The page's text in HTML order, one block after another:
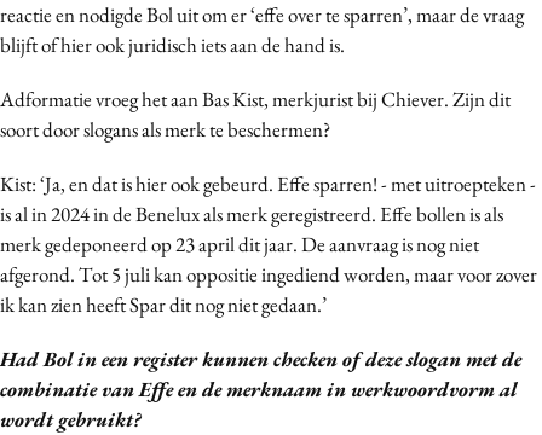
Gedragsverandering
Influencer marketing
Interne communicatie
Martech
Merkstrategie
Programmatic
Purpose Marketing
reactie en nodigde Bol uit om er ‘effe over te sparren’, maar de vraag
blijft of hier ook juridisch iets aan de hand is.
Adformatie vroeg het aan Bas Kist, merkjurist bij Chiever. Zijn dit
soort door slogans als merk te beschermen?
Kist: ‘Ja, en dat is hier ook gebeurd. Effe sparren! - met uitroepteken -
is al in 2024 in de Benelux als merk geregistreerd. Effe bollen is als
merk gedeponeerd op 23 april dit jaar. De aanvraag is nog niet
afgerond. Tot 5 juli kan oppositie ingediend worden, maar voor zover
ik kan zien heeft Spar dit nog niet gedaan.’
Had Bol in een register kunnen checken of deze slogan met de
combinatie van Effe en de merknaam in werkwoordvorm al
wordt gebruikt?